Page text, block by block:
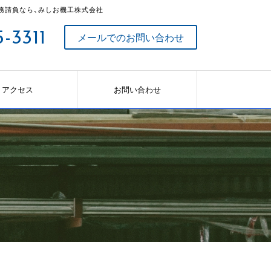
負なら、みしお機工株式会社
メールでのお問い合わせ
アクセス お問い合わせ